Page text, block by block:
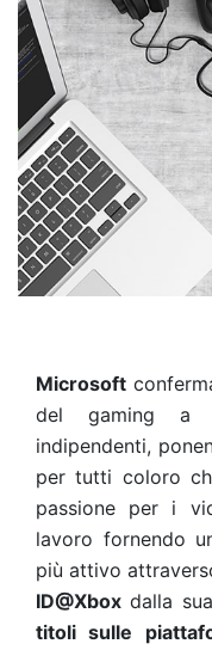
Microsoft
del gaming a
indipendenti,
per tutti coloro
passione per i
lavoro fornendo
più attivo
ID@Xbox dalla
titoli sulle